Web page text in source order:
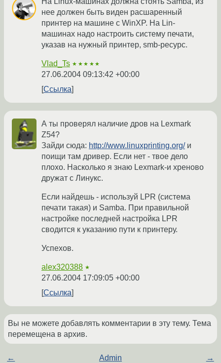
нее должен быть виден расшаренный
принтер на машине с WinXP. На Lin-
машинах надо настроить систему печати,
указав на нужный принтер, smb-ресурс.
Vlad_Ts ★★★★★
27.06.2004 09:13:42 +00:00
Ссылка
А ты проверял наличие дров на Lexmark
Z54?
Зайди сюда: http://www.linuxprinting.org/и
поищи там дривер. Если нет - твое дело
плохо. Насколько я знаю Lexmark-и хреново
дружат с Линукс.
Если найдешь - используй LPR (система
печати такая) и Samba. При правильной
настройке последней настройка LPR
сводится к указанию пути к принтеру.
Успехов.
alex320388 ★
27.06.2004 17:09:05 +00:00
Ссылка
Вы не можете добавлять комментарии в эту тему. Тема
перемещена в архив.
← Admin →